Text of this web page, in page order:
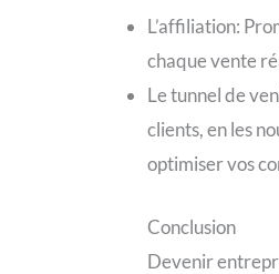
L’affiliation:
chaque vente
Le tunnel de
clients, en les
optimiser vos
Conclusion
Devenir